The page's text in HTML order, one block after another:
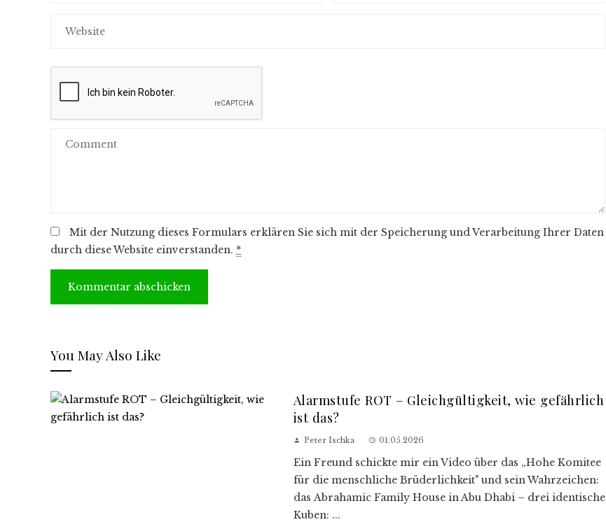
Mit der Nutzung dieses Formulars erklären Sie sich mit der Speicherung und Verarbeitung Ihrer Daten
durch diese Website einverstanden. *
You May Also Like
Alarmstufe ROT – Gleichgültigkeit, wie gefährlich
ist das?
Peter Ischka 01.05.2026
Ein Freund schickte mir ein Video über das „Hohe Komitee
für die menschliche Brüderlichkeit" und sein Wahrzeichen:
das Abrahamic Family House in Abu Dhabi – drei identische
Kuben: ...